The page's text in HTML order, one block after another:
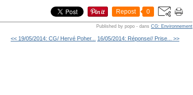
Repost 0
Published by popo - dans CG: Environnement
<< 19/05/2014: CG/ Hervé Poher... 16/05/2014: Réponse// Prise... >>